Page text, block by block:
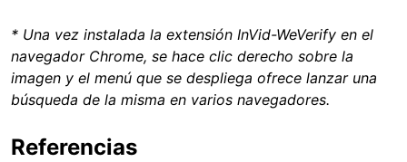
* Una vez instalada la extensión InVid-WeVerify en el
navegador Chrome, se hace clic derecho sobre la
imagen y el menú que se despliega ofrece lanzar una
búsqueda de la misma en varios navegadores.
Referencias